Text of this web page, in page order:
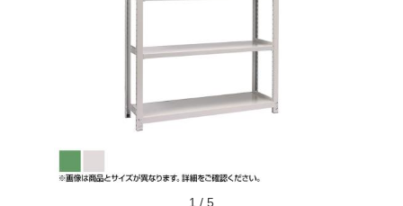
1 / 5